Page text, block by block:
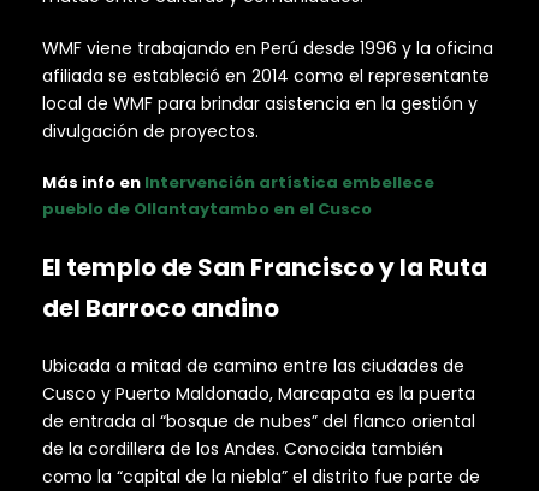
WMF viene trabajando en Perú desde 1996 y la oficina
afiliada se estableció en 2014 como el representante
local de WMF para brindar asistencia en la gestión y
divulgación de proyectos.
Más info en Intervención artística embellece
pueblo de Ollantaytambo en el Cusco
El templo de San Francisco y la Ruta
del Barroco andino
Ubicada a mitad de camino entre las ciudades de
Cusco y Puerto Maldonado, Marcapata es la puerta
de entrada al “bosque de nubes” del flanco oriental
de la cordillera de los Andes. Conocida también
como la “capital de la niebla” el distrito fue parte de